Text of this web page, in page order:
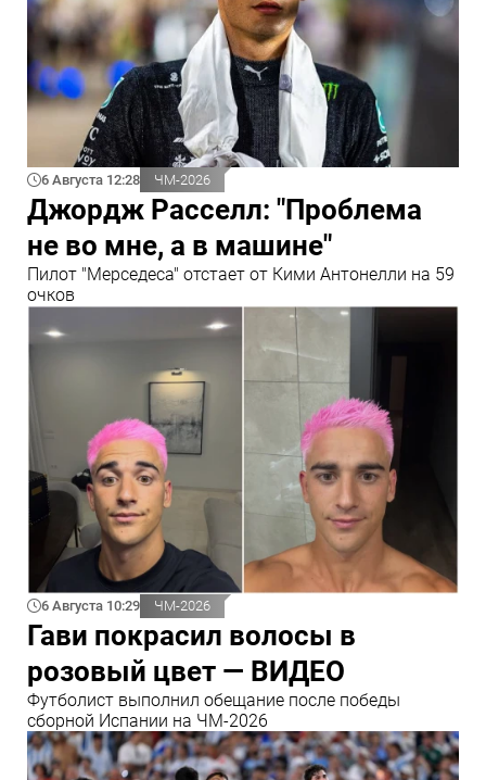
6 Августа 12:28 ЧМ-2026
Джордж Расселл: "Проблема
не во мне, а в машине"
Пилот "Мерседеса" отстает от Кими Антонелли на 59
очков
6 Августа 10:29 ЧМ-2026
Гави покрасил волосы в
розовый цвет — ВИДЕО
Футболист выполнил обещание после победы
сборной Испании на ЧМ-2026